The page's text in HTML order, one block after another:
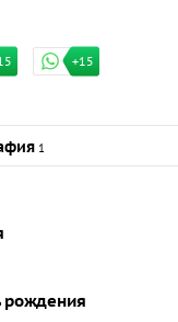
+15
1
рождения